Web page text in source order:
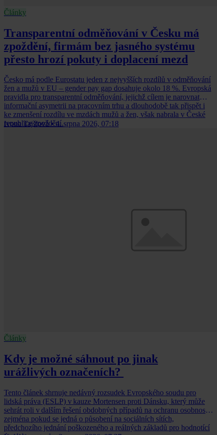
Články
Transparentní odměňování v Česku má
zpoždění, firmám bez jasného systému
přesto hrozí pokuty i doplacení mezd
Česko má podle Eurostatu jeden z nejvyšších rozdílů v odměňování
žen a mužů v EU – gender pay gap dosahuje okolo 18 %. Evropská
pravidla pro transparentní odměňování, jejichž cílem je narovnat
informační asymetrii na pracovním trhu a dlouhodobě tak přispět i
ke zmenšení rozdílu ve mzdách mužů a žen, však nabrala v České
republice zpoždění.
Ivona Tajšlová • 4. srpna 2026, 07:18
Články
Kdy je možné sáhnout po jinak
urážlivých označeních?
Tento článek shrnuje nedávný rozsudek Evropského soudu pro
lidská práva (ESLP) v kauze Mortensen proti Dánsku, který může
sehrát roli v dalším řešení obdobných případů na ochranu osobnosti,
zejména pokud se jedná o působení na sociálních sítích,
předchozího jednání poškozeného a reálných základů pro hodnotící